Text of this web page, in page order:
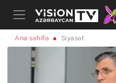
Ana səhifə Siyasət